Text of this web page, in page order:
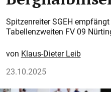
Spitzenreiter SGEH
Tabellenzweiten FV 09
Klaus-Dieter Leib
23.10.2025